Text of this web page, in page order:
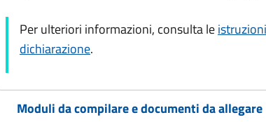
Per ulteriori informazioni, consulta le
dichiarazione.
Moduli da compilare e documenti da allegare